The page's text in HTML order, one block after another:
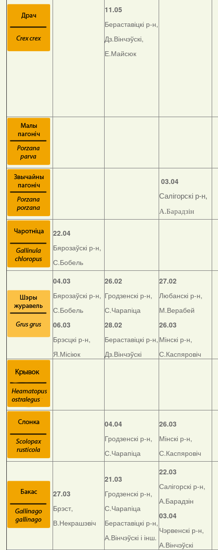
11.05
Бераставіцкі р-н,
Дз.Вінчэўскі,
Е.Майсюк
03.04
Салігорскі р-н,
А.Барадзін
22.04
Бярозаўскі р-н,
С.Бобель
04.03
Бярозаўскі р-н,
С.Бобель
06.03
Брэсцкі р-н,
Я.Місіюк
26.02
Гродзенскі р-н,
С.Чарапіца
28.02
Бераставіцкі р-н,
Дз.Вінчэўскі
27.02
Любанскі р-н,
М.Верабей
26.03
Мінскі р-н,
С.Каспяровіч
04.04
Гродзенскі р-н,
С.Чарапіца
26.03
Мінскі р-н,
С.Каспяровіч
27.03
Брэст,
В.Некрашэвіч
21.03
Гродзенскі р-н,
С.Чарапіца
Бераставіцкі р-н,
А.Вінчэўскі і інш.
22.03
Салігорскі р-н,
А.Барадзін
03.04
Чэрвенскі р-н,
А.Вінчэўскі